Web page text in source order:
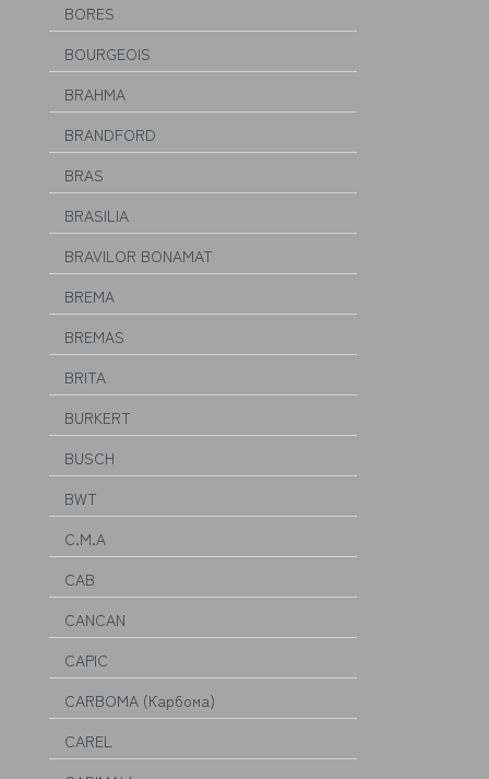
BORES
BOURGEOIS
BRAHMA
BRANDFORD
BRAS
BRASILIA
BRAVILOR BONAMAT
BREMA
BREMAS
BRITA
BURKERT
BUSCH
BWT
C.M.A
CAB
CANCAN
CAPIC
CARBOMA (Карбома)
CAREL